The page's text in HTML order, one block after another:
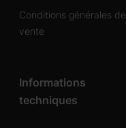
Conditions générales de
vente
Informations
techniques